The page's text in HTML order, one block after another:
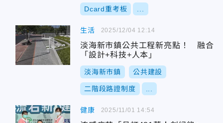
Dcard重考板
生活
淡海新市鎮公共工程新亮點！ 融合
「設計+科技+人本」
淡海新市鎮 公共建設
二階段路證制度
2025/12/04 12:14
健康 2025/11/01 14:54